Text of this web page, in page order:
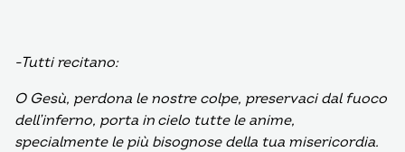
-Tutti recitano:
O Gesù, perdona le nostre colpe, preservaci dal fuoco
dell’inferno, porta in cielo tutte le anime,
specialmente le più bisognose della tua misericordia.